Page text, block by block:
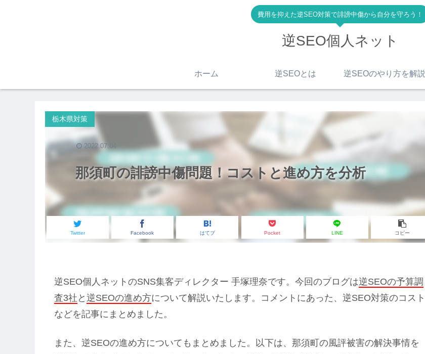
費用を抑えた逆SEO対策で誹謗中傷から自分を守ろう！
逆SEO個人ネット
ホーム 逆SEOとは 逆SEOのやり方を解説
那須町の誹謗中傷問題！コストと進め方を分析
栃木県対策
Twitter Facebook はてブ Pocket LINE コピー
2022.07.04
逆SEO個人ネットのSNS集客ディレクター 手塚理奈です。今回のブログは逆SEOの予算調
査3社 と 逆SEOの進め方について解説いたします。コメントにあった、逆SEO対策のコスト
などを記事にまとめました。
また、逆SEOの進め方についてもまとめました。以下は、那須町の風評被害の解決事情を